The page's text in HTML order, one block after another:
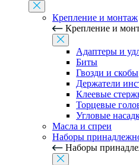
Крепление и монтаж
Крепление и
Адаптеры и
Биты
Гвозди и скобы
Держатели
Клеевые
Торцевые
Угловые
Масла и спреи
Наборы
Наборы